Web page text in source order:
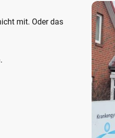
mit. Oder das